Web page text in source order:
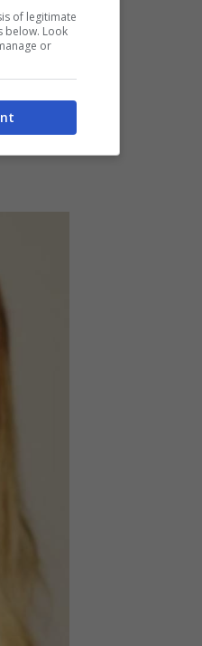
la
la
certo
of legitimate
below. Look
or